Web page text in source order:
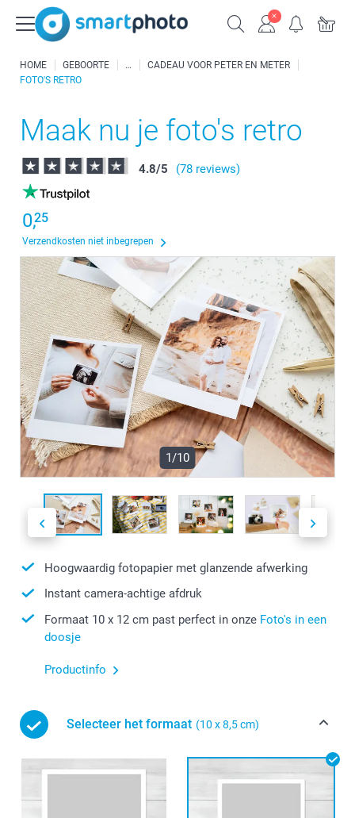
HOME GEBOORTE
CADEAU VOOR PETER EN METER
FOTO'S RETRO
Maak nu je foto's retro
4.8/5 (78 reviews)
0,25
Verzendkosten niet inbegrepen
1/10
Hoogwaardig fotopapier met glanzende afwerking
Instant camera-achtige afdruk
Formaat 10 x 12 cm past perfect in onze Foto's in een
doosje
Productinfo
Selecteer het formaat (10 x 8,5 cm)